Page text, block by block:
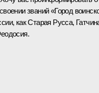
званий «Город
как Старая Русса,